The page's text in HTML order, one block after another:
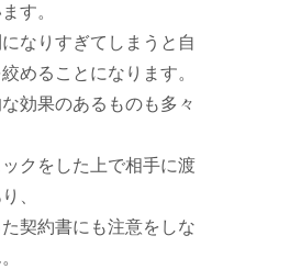
す。
なりすぎてしまうと自
めることになります。
効果のあるものも多々
クをした上で相手に渡
、
契約書にも注意をしな